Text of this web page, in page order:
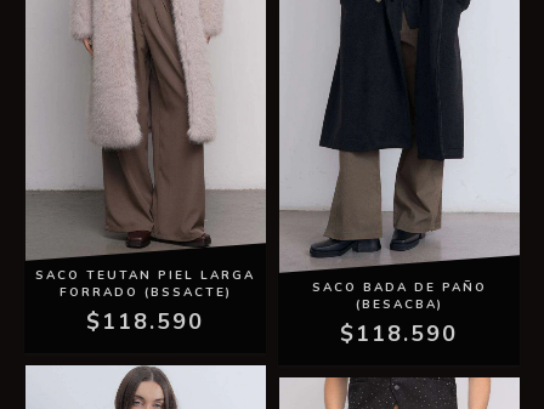
SACO TEUTAN PIEL LARGA
FORRADO (BSSACTE)
$118.590
SACO BADA DE PAÑO
(BESACBA)
$118.590